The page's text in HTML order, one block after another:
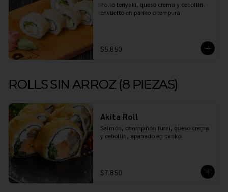
Pollo teriyaki, queso crema y cebollín.
Envuelto en panko o tempura
$5.850
ROLLS SIN ARROZ (8 PIEZAS)
Akita Roll
Salmón, champiñón furai, queso crema
y cebollín, apanado en panko.
$7.850